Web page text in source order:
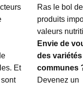
Et
Ras le bol
produits
valeurs
Envie de
des
communes
Devenez un